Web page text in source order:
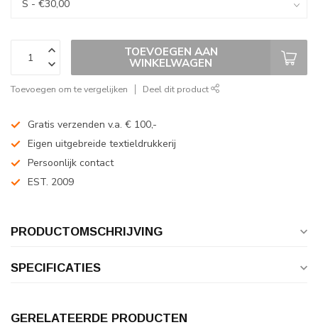
TOEVOEGEN AAN
WINKELWAGEN
Toevoegen om te vergelijken Deel dit product
Gratis verzenden v.a. € 100,-
Eigen uitgebreide textieldrukkerij
Persoonlijk contact
EST. 2009
PRODUCTOMSCHRIJVING
SPECIFICATIES
GERELATEERDE PRODUCTEN